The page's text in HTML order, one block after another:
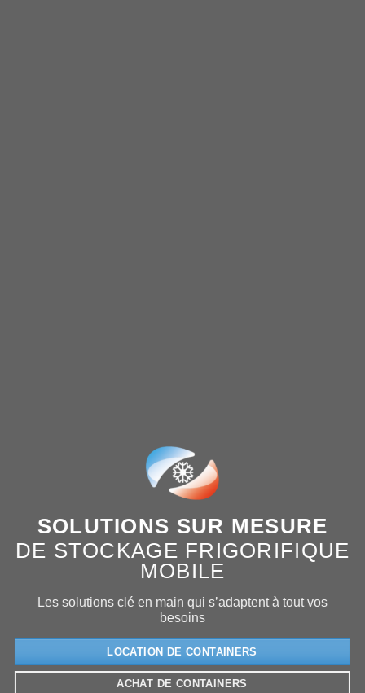
SOLUTIONS SUR MESURE
DE STOCKAGE FRIGORIFIQUE
MOBILE
Les solutions clé en main qui s’adaptent à tout vos
besoins
LOCATION DE CONTAINERS
ACHAT DE CONTAINERS